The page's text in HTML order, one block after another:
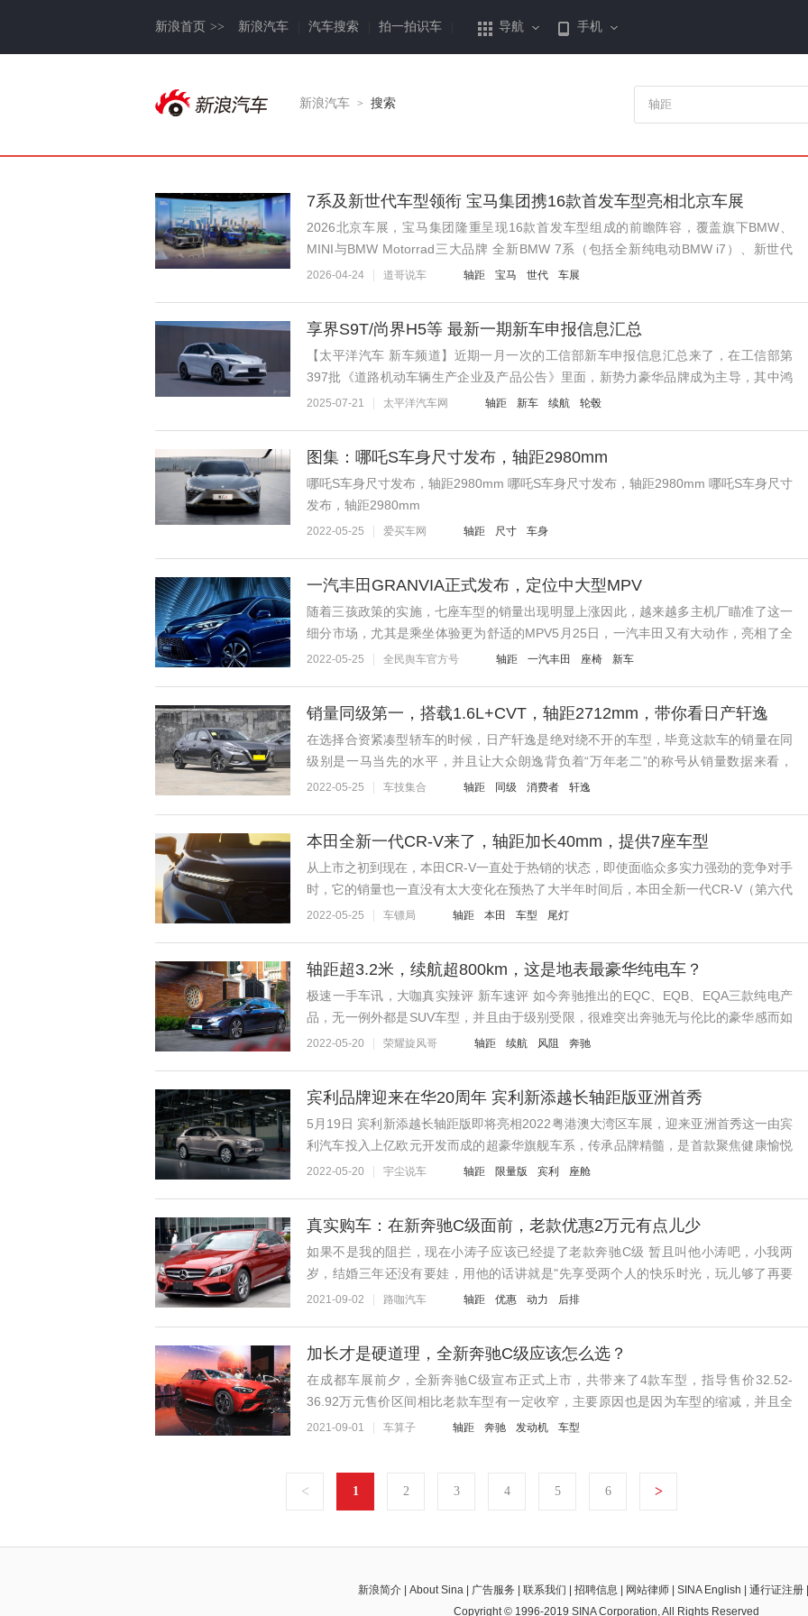
新浪首页 >> 新浪汽车 汽车搜索 拍一拍识车 导航 手机
新浪汽车 > 搜索
7系及新世代车型领衔 宝马集团携16款首发车型亮相北京车展
2026北京车展，宝马集团隆重呈现16款首发车型组成的前瞻阵容，覆盖旗下BMW、
MINI与BMW Motorrad三大品牌 全新BMW 7系（包括全新纯电动BMW i7）、新世代
BMW iX3长轴距版、新世代B...
2026-04-24 道哥说车 轴距 宝马 世代 车展
享界S9T/尚界H5等 最新一期新车申报信息汇总
【太平洋汽车 新车频道】近期一月一次的工信部新车申报信息汇总来了，在工信部第
397批《道路机动车辆生产企业及产品公告》里面，新势力豪华品牌成为主导，其中鸿
蒙智行的问界、智界、享界和尚界都有新产品推出，六座的特斯...
2025-07-21 太平洋汽车网 轴距 新车 续航 轮毂
图集：哪吒S车身尺寸发布，轴距2980mm
哪吒S车身尺寸发布，轴距2980mm 哪吒S车身尺寸发布，轴距2980mm 哪吒S车身尺寸
发布，轴距2980mm
2022-05-25 爱买车网 轴距 尺寸 车身
一汽丰田GRANVIA正式发布，定位中大型MPV
随着三孩政策的实施，七座车型的销量出现明显上涨因此，越来越多主机厂瞄准了这一
细分市场，尤其是乘坐体验更为舒适的MPV5月25日，一汽丰田又有大动作，亮相了全
新的高端车型-GRANVIA，并公布中文名为格瑞维亚那...
2022-05-25 全民舆车官方号 轴距 一汽丰田 座椅 新车
销量同级第一，搭载1.6L+CVT，轴距2712mm，带你看日产轩逸
在选择合资紧凑型轿车的时候，日产轩逸是绝对绕不开的车型，毕竟这款车的销量在同
级别是一马当先的水平，并且让大众朗逸背负着“万年老二”的称号从销量数据来看，
2021年日产轩逸累计销量接近48万辆（476703辆），...
2022-05-25 车技集合 轴距 同级 消费者 轩逸
本田全新一代CR-V来了，轴距加长40mm，提供7座车型
从上市之初到现在，本田CR-V一直处于热销的状态，即使面临众多实力强劲的竞争对手
时，它的销量也一直没有太大变化在预热了大半年时间后，本田全新一代CR-V（第六代
CR-V）终于要来了，目前该车的申报图和预告图均已...
2022-05-25 车镖局 轴距 本田 车型 尾灯
轴距超3.2米，续航超800km，这是地表最豪华纯电车？
极速一手车讯，大咖真实辣评 新车速评 如今奔驰推出的EQC、EQB、EQA三款纯电产
品，无一例外都是SUV车型，并且由于级别受限，很难突出奔驰无与伦比的豪华感而如
今，奔驰旗舰纯电轿车EQS的上市，也...
2022-05-20 荣耀旋风哥 轴距 续航 风阻 奔驰
宾利品牌迎来在华20周年 宾利新添越长轴距版亚洲首秀
5月19日 宾利新添越长轴距版即将亮相2022粤港澳大湾区车展，迎来亚洲首秀这一由宾
利汽车投入上亿欧元开发而成的超豪华旗舰车系，传承品牌精髓，是首款聚焦健康愉悦
出行的非凡之作新车系旨在不断满足中国客户对于驾乘体...
2022-05-20 宇尘说车 轴距 限量版 宾利 座舱
真实购车：在新奔驰C级面前，老款优惠2万元有点儿少
如果不是我的阻拦，现在小涛子应该已经提了老款奔驰C级 暂且叫他小涛吧，小我两
岁，结婚三年还没有要娃，用他的话讲就是"先享受两个人的快乐时光，玩儿够了再要
娃"在我看来，俩人都挺潇洒的，开着那台10年车龄的老大众...
2021-09-02 路咖汽车 轴距 优惠 动力 后排
加长才是硬道理，全新奔驰C级应该怎么选？
在成都车展前夕，全新奔驰C级宣布正式上市，共带来了4款车型，指导售价32.52-
36.92万元售价区间相比老款车型有一定收窄，主要原因也是因为车型的缩减，并且全
新奔驰C级也没有了C 300L的动力车型，起售价虽...
2021-09-01 车算子 轴距 奔驰 发动机 车型
< 1 2 3 4 5 6 >
新浪简介| About Sina| 广告服务 联系我们 招聘信息 网站律师| SINA English 通行证注册
Copyright © 1996-2019 SINA Corporation, All Rights Reserved